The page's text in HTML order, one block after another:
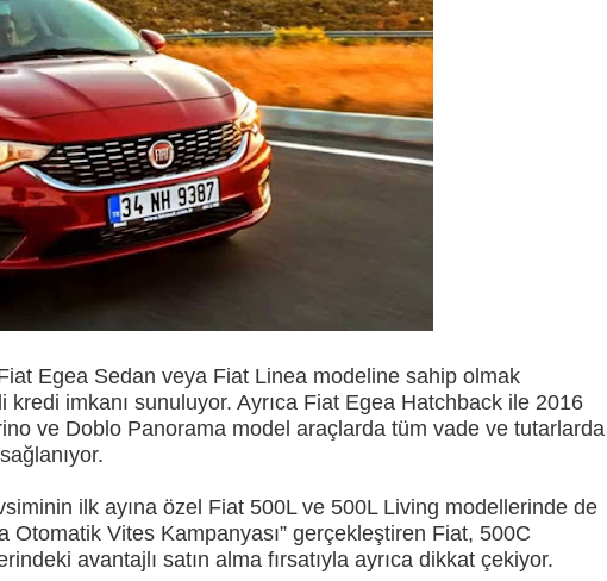
Egea Sedan veya Fiat Linea modeline sahip olmak
kredi imkanı sunuluyor. Ayrıca Fiat Egea Hatchback ile 2016
ve Doblo Panorama model araçlarda tüm vade ve tutarlarda
ilk ayına özel Fiat 500L ve 500L Living modellerinde de
Otomatik Vites Kampanyası” gerçekleştiren Fiat, 500C
avantajlı satın alma fırsatıyla ayrıca dikkat çekiyor.